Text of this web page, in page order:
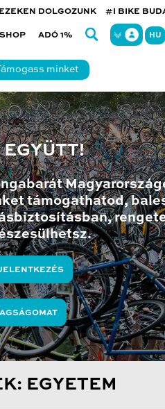
DOLGOZUNK #I BIKE
ADÓ 1% HU
minket
támogathatod,
EGYETEM